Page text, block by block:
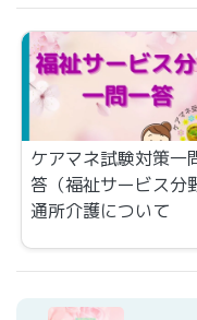
ケアマネ試験対策一
答（福祉サービス分
通所介護について